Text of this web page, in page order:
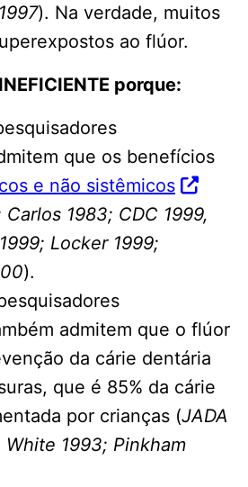
). Na verdade, muitos
ao flúor.
porque:
que os benefícios
e não sistêmicos
Carlos 1983; CDC 1999,
Locker 1999;
).
admitem que o flúor
da cárie dentária
que é 85% da cárie
por crianças (JADA
White 1993; Pinkham